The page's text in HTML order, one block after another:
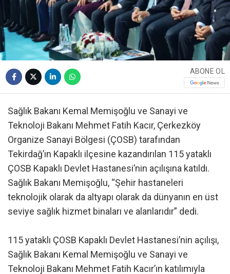
ABONE OL
Sağlık Bakanı Kemal Memişoğlu ve Sanayi ve
Teknoloji Bakanı Mehmet Fatih Kacır, Çerkezköy
Organize Sanayi Bölgesi (ÇOSB) tarafından
Tekirdağ’ın Kapaklı ilçesine kazandırılan 115 yataklı
ÇOSB Kapaklı Devlet Hastanesi’nin açılışına katıldı.
Sağlık Bakanı Memişoğlu, “Şehir hastaneleri
teknolojik olarak da altyapı olarak da dünyanın en üst
seviye sağlık hizmet binaları ve alanlarıdır” dedi.
115 yataklı ÇOSB Kapaklı Devlet Hastanesi’nin açılışı,
Sağlık Bakanı Kemal Memişoğlu ve Sanayi ve
Teknoloji Bakanı Mehmet Fatih Kacır’ın katılımıyla